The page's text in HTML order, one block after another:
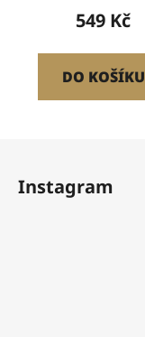
549 Kč
DO KOŠÍKU
Instagram